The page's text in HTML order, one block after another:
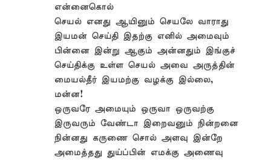
என்னைகொல்
செயல் எனது ஆயினும் செயலே வாராது
இயமன் செய்தி இதற்கு எனில் அமைவும்
பின்னை இன்று ஆகும் அன்னதும் இங்குச்
செய்திக்கு உள்ள செயல் அவை அருத்தின்
மையல்தீர் இயமற்கு வழக்கு இல்லை,
மன்ன!
ஒருவரே அமையும் ஒருவா ஒருவற்கு
இருவரும் வேண்டா இறைவனும் நின்றனை
நின்னது கருணை சொல் அளவு இன்றே
அமைத்தது துய்ப்பின் எமக்கு அணைவு